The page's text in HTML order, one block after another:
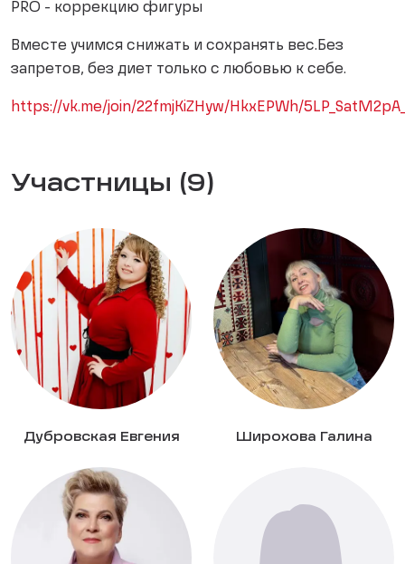
PRO - коррекцию фигуры
Вместе учимся снижать и сохранять вес.Без
запретов, без диет только с любовью к себе.
https://vk.me/join/22fmjKiZHyw/HkxEPWh/
Участницы (9)
Дубровская Евгения Широхова Галина